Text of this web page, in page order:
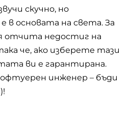
скучно, но
е в основата на света. За
отчита недостиг на
че, ако изберете тази
ви е гарантирана.
инженер – бъди